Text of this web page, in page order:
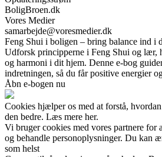
BoligBroen.dk
Vores Medier
samarbejde@voresmedier.dk
Feng Shui i boligen – bring balance ind i
Udforsk principperne i Feng Shui og lær,
og harmoni i dit hjem. Denne e-bog
indretningen, så du får positive energier
Åbn e-bogen nu
Cookies hjælper os med at forstå,
den bedre. Læs mere her.
Vi bruger cookies med vores partnere for
og behandle personoplysninger. Du kan
som helst